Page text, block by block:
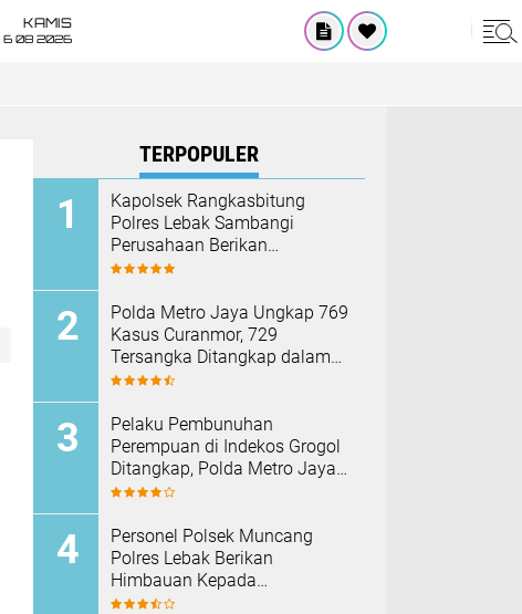
KAMIS
6 08 2026
TERPOPULER
Kapolsek Rangkasbitung
Polres Lebak Sambangi
Perusahaan Berikan
Himbauan Cegah Kebakaran
Polda Metro Jaya Ungkap 769
Kasus Curanmor, 729
Tersangka Ditangkap dalam
Operasi Berantas Jaya 2026‎
Pelaku Pembunuhan
Perempuan di Indekos Grogol
Ditangkap, Polda Metro Jaya
Sita Palu dan Sejumlah
Personel Polsek Muncang
Polres Lebak Berikan
Himbauan Kepada
Masyarakat Agar Tidak